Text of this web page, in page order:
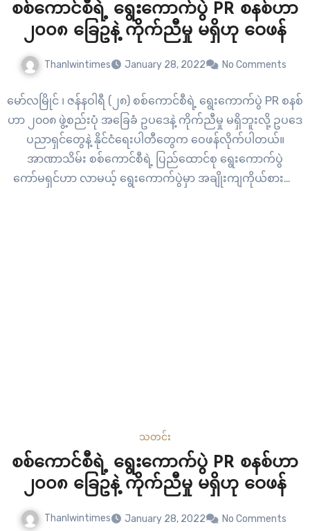
စစ်ကောင်စီရဲ့ ရွေးကောက်ပွဲ PR စနစ်ဟာ
၂၀၀၈ ခြေဥနဲ့ ကိုက်ညီမှု မရှိဟု ဝေဖန်
Thanlwintimes January 28, 2022 No Comments
မော်လမြိုင် ၊ ဇန်နဝါရီ (၂၈) စစ်ကောင်စီရဲ့ ရွေးကောက်ပွဲ PR စနစ်
ဟာ ၂၀၀၈ ဖွဲ့စည်းပုံ အခြေခံ ဥပဒေနဲ့ ကိုက်ညီမှု မရှိဘူးလို့ ဥပဒေ
ပညာရှင်တွေနဲ့ နိုင်ငံရေးပါတီတွေက ဝေဖန်လိုက်ပါတယ်။
အာဏာသိမ်း စစ်ကောင်စီရဲ့ ပြည်ထောင်စု ရွေးကောက်ပွဲ
ကော်မရှင်ဟာ လာမယ့် ရွေးကောက်ပွဲမှာ အချိုးကျကိုယ်စားပြု
သတင်း
စစ်ကောင်စီရဲ့ ရွေးကောက်ပွဲ PR စနစ်ဟာ
၂၀၀၈ ခြေဥနဲ့ ကိုက်ညီမှု မရှိဟု ဝေဖန်
Thanlwintimes January 28, 2022 No Comments